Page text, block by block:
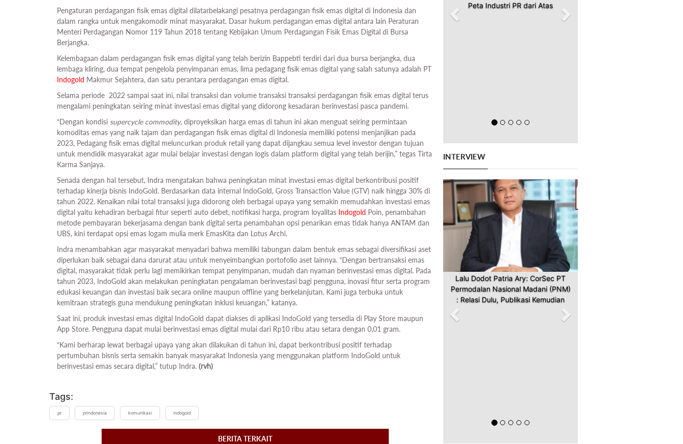
Pengaturan perdagangan fisik emas digital dilatarbelakangi pesatnya perdagangan fisik emas digital di Indonesia dan
dalam rangka untuk mengakomodir minat masyarakat. Dasar hukum perdagangan emas digital antara lain Peraturan
Menteri Perdagangan Nomor 119 Tahun 2018 tentang Kebijakan Umum Perdagangan Fisik Emas Digital di Bursa
Berjangka.
Kelembagaan dalam perdagangan fisik emas digital yang telah berizin Bappebti terdiri dari dua bursa berjangka, dua
lembaga kliring, dua tempat pengelola penyimpanan emas, lima pedagang fisik emas digital yang salah satunya adalah PT
Indogold Makmur Sejahtera, dan satu perantara perdagangan emas digital.
Selama periode 2022 sampai saat ini, nilai transaksi dan volume transaksi transaksi perdagangan fisik emas digital terus
mengalami peningkatan seiring minat investasi emas digital yang didorong kesadaran berinvestasi pasca pandemi.
“Dengan kondisi supercycle commodity, diproyeksikan harga emas di tahun ini akan menguat seiring permintaan
komoditas emas yang naik tajam dan perdagangan fisik emas digital di Indonesia memiliki potensi menjanjikan pada
2023, Pedagang fisik emas digital meluncurkan produk retail yang dapat dijangkau semua level investor dengan tujuan
untuk mendidik masyarakat agar mulai belajar investasi dengan logis dalam platform digital yang telah berijin,” tegas Tirta
Karma Sanjaya.
Senada dengan hal tersebut, Indra mengatakan bahwa peningkatan minat investasi emas digital berkontribusi positif
terhadap kinerja bisnis IndoGold. Berdasarkan data internal IndoGold, Gross Transaction Value (GTV) naik hingga 30% di
tahun 2022. Kenaikan nilai total transaksi juga didorong oleh berbagai upaya yang semakin memudahkan investasi emas
digital yaitu kehadiran berbagai fitur seperti auto debet, notifikasi harga, program loyalitas Indogold Poin, penambahan
metode pembayaran bekerjasama dengan bank digital serta penambahan opsi penarikan emas tidak hanya ANTAM dan
UBS, kini terdapat opsi emas logam mulia merk EmasKita dan Lotus Archi.
Indra menambahkan agar masyarakat menyadari bahwa memiliki tabungan dalam bentuk emas sebagai diversifikasi aset
diperlukan baik sebagai dana darurat atau untuk menyeimbangkan portofolio aset lainnya. “Dengan bertransaksi emas
digital, masyarakat tidak perlu lagi memikirkan tempat penyimpanan, mudah dan nyaman berinvestasi emas digital. Pada
tahun 2023, IndoGold akan melakukan peningkatan pengalaman berinvestasi bagi pengguna, inovasi fitur serta program
edukasi keuangan dan investasi baik secara online maupun offline yang berkelanjutan. Kami juga terbuka untuk
kemitraan strategis guna mendukung peningkatan inklusi keuangan,” katanya.
Saat ini, produk investasi emas digital IndoGold dapat diakses di aplikasi IndoGold yang tersedia di Play Store maupun
App Store. Pengguna dapat mulai berinvestasi emas digital mulai dari Rp10 ribu atau setara dengan 0,01 gram.
“Kami berharap lewat berbagai upaya yang akan dilakukan di tahun ini, dapat berkontribusi positif terhadap
pertumbuhan bisnis serta semakin banyak masyarakat Indonesia yang menggunakan platform IndoGold untuk
berinvestasi emas secara digital,” tutup Indra. (rvh)
Tags:
pr prindonesia komunikasi indogold
BERITA TERKAIT
Peta Industri PR dari Atas
INTERVIEW
Lalu Dodot Patria Ary: CorSec PT
Permodalan Nasional Madani (PNM)
: Relasi Dulu, Publikasi Kemudian
Previous Next